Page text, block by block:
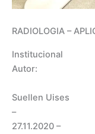
RADIOLOGIA –
Institucional
Autor:
Suellen Uises
–
27.11.2020 –